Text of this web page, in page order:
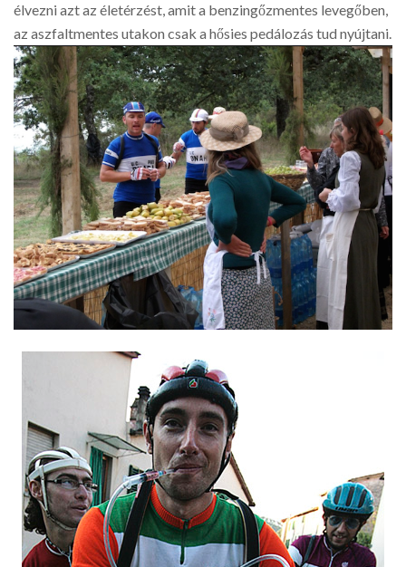
élvezni azt az életérzést, amit a benzingőzmentes levegőben,
az aszfaltmentes utakon csak a hősies pedálozás tud nyújtani.